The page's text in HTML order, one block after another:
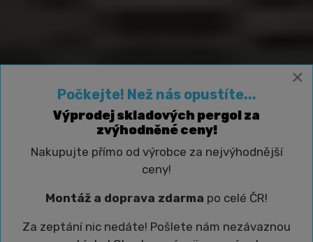
×
Počkejte! Než nás opustíte...
Výprodej skladových pergol za
zvýhodněné ceny!
Nakupujte přímo od výrobce za nejvýhodnější
ceny!
Montáž a doprava zdarma po celé ČR!
Za zeptání nic nedáte! Pošlete nám nezávaznou